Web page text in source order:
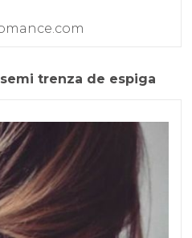
trenza de espiga